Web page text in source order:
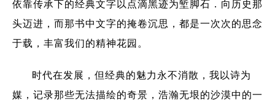
依靠传承下的经典文字以点滴黑迹为堑脚石．向历史那
头迈进，而那书中文字的掩卷沉思，都是一次次的思念
于载，丰富我们的精神花园。
时代在发展，但经典的魅力永不消散，我以诗为
媒，记录那些无法描绘的奇景，浩瀚无垠的沙漠中的一